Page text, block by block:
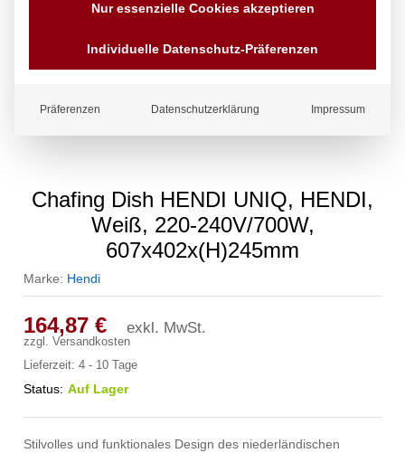
Chafing Dish HENDI UNIQ, HENDI,
Weiß, 220-240V/700W,
607x402x(H)245mm
Marke: Hendi
164,87€ exkl. MwSt.
zzgl.Versandkosten
Lieferzeit:4 - 10 Tage
Status: Auf Lager
Stilvolles und funktionales Design des niederländischen
Nur essenzielle Cookies akzeptieren
Individuelle Datenschutz-Präferenzen
Präferenzen Datenschutzerklärung Impressum